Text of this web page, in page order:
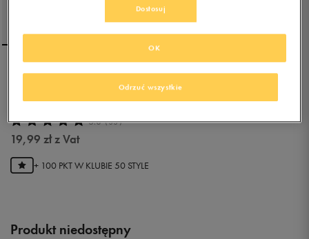
REEBOK SKARPETY ACT
CORE ANKLE SOCK 3P
5.0(35)
19,99 złz Vat
+ 100 PKT W KLUBIE 50 STYLE
Produkt niedostępny
Dostosuj
Odrzuć wszystkie
OK